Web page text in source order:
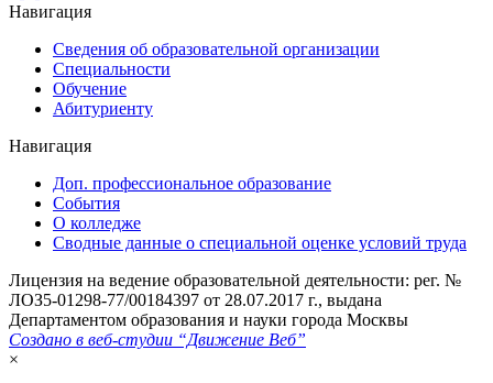
Навигация
Сведения об образовательной организации
Специальности
Обучение
Абитуриенту
Навигация
Доп. профессиональное образование
События
О колледже
Сводные данные о специальной оценке условий труда
Лицензия на ведение образовательной деятельности: рег. №
ЛОЗ5-01298-77/00184397 от 28.07.2017 г., выдана
Департаментом образования и науки города Москвы
Создано в веб-студии “Движение Веб”
×